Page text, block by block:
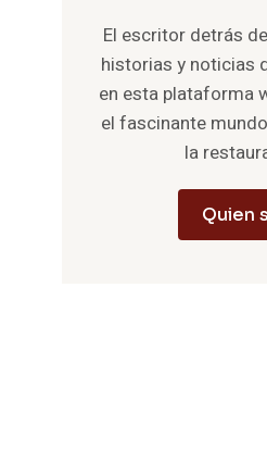
El escritor detrás
historias y noticias
en esta plataforma
el fascinante
la
Quien